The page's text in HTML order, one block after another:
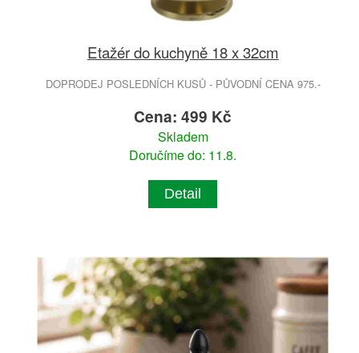
Etažér do kuchyně 18 x 32cm
DOPRODEJ POSLEDNÍCH KUSŮ - PŮVODNÍ CENA 975.-
Cena: 499 Kč
Skladem
Doručíme do: 11.8.
Detail